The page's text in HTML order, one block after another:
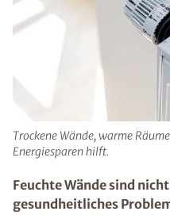
Trockene Wände, warme
Energiesparen hilft.
Feuchte Wände sind
gesundheitliches